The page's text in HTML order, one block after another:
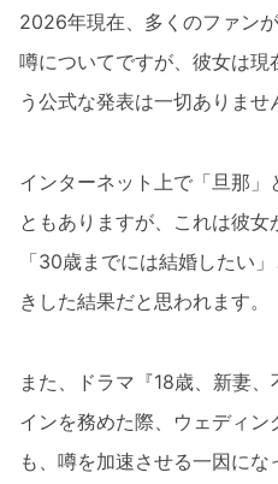
2026年現在、多くのファン
噂についてですが、彼女は
う公式な発表は一切ありませ
インターネット上で「旦那」
ともありますが、これは彼
「30歳までには結婚したい
きした結果だと思われます。
また、ドラマ『18歳、新妻
インを務めた際、ウェディン
も、噂を加速させる一因にな